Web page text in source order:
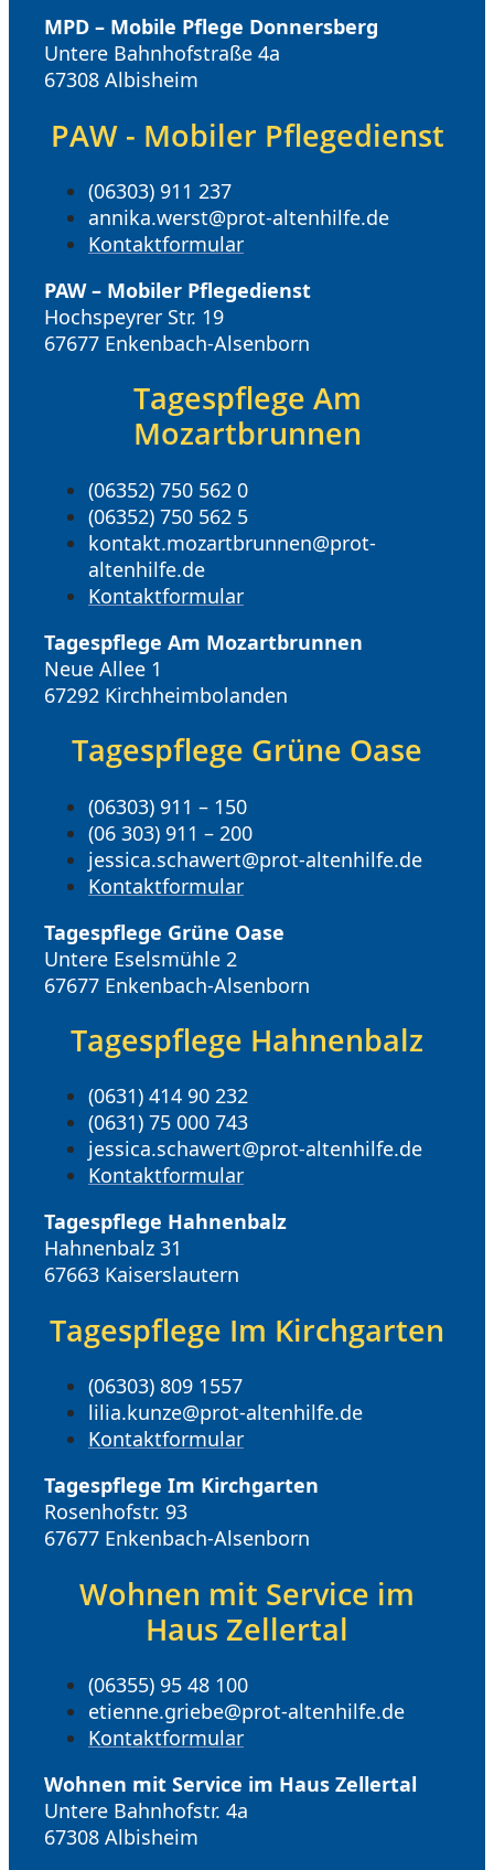
MPD – Mobile Pflege Donnersberg
Untere Bahnhofstraße 4a
67308 Albisheim
PAW - Mobiler Pflegedienst
(06303) 911 237
annika.werst@prot-altenhilfe.de
Kontaktformular
PAW – Mobiler Pflegedienst
Hochspeyrer Str. 19
67677 Enkenbach-Alsenborn
Tagespflege Am
Mozartbrunnen
(06352) 750 562 0
(06352) 750 562 5
kontakt.mozartbrunnen@prot-
altenhilfe.de
Kontaktformular
Tagespflege Am Mozartbrunnen
Neue Allee 1
67292 Kirchheimbolanden
Tagespflege Grüne Oase
(06303) 911 – 150
(06 303) 911 – 200
jessica.schawert@prot-altenhilfe.de
Kontaktformular
Tagespflege Grüne Oase
Untere Eselsmühle 2
67677 Enkenbach-Alsenborn
Tagespflege Hahnenbalz
(0631) 414 90 232
(0631) 75 000 743
jessica.schawert@prot-altenhilfe.de
Kontaktformular
Tagespflege Hahnenbalz
Hahnenbalz 31
67663 Kaiserslautern
Tagespflege Im Kirchgarten
(06303) 809 1557
lilia.kunze@prot-altenhilfe.de
Kontaktformular
Tagespflege Im Kirchgarten
Rosenhofstr. 93
67677 Enkenbach-Alsenborn
Wohnen mit Service im
Haus Zellertal
(06355) 95 48 100
etienne.griebe@prot-altenhilfe.de
Kontaktformular
Wohnen mit Service im Haus Zellertal
Untere Bahnhofstr. 4a
67308 Albisheim